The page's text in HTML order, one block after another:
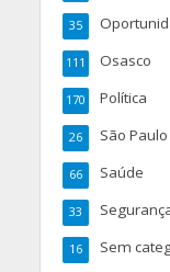
35
Osasco
111
Política
170
São Paulo
26
Saúde
66
33
Sem
16